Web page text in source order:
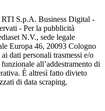
RTI S.p.A. Business Digital -
- Per la pubblicità
N.V., sede legale
Europa 46, 20093 Cologno
dati personali trasmessi e/o
all’addestramento di
È altresì fatto divieto
di data scraping.